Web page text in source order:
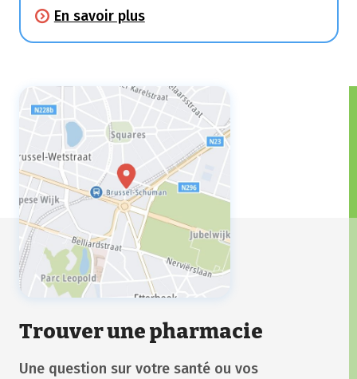
qui peuvent durer d’une demi-journée à
trois jours.
En savoir plus
Trouver une pharmacie
Une question sur votre santé ou vos